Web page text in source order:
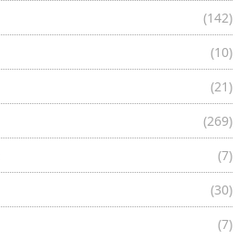
(142)
(10)
(21)
(269)
(7)
(30)
(7)